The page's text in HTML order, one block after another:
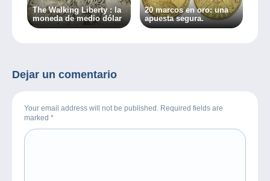
The Walking Liberty : la
moneda de medio dólar
20 marcos en oro: una
apuesta segura.
Dejar un comentario
Your email address will not be published. Required fields are
marked *